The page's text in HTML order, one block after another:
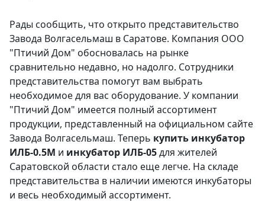
Рады сообщить, что открыто представительство
Завода Волгасельмаш в Саратове. Компания ООО
"Птичий Дом" обосновалась на рынке
сравнительно недавно, но надолго. Сотрудники
представительства помогут вам выбрать
необходимое для вас оборудование. У компании
"Птичий Дом" имеется полный ассортимент
продукции, представленный на официальном сайте
Завода Волгасельмаш. Теперь купить инкубатор
ИЛБ-0.5М и инкубатор ИЛБ-05для жителей
Саратовской области стало еще легче. На складе
представительства в наличии имеются инкубаторы
и весь необходимый ассортимент.